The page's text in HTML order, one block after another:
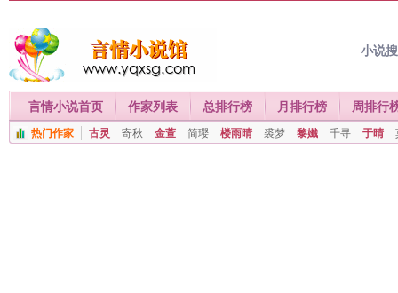
小说
言情小说首页 作家列表 总排行榜 月排行榜 周排行
热门作家 古灵 寄秋 金萱 简璎 楼雨晴 裘梦 黎孅 千寻 于晴